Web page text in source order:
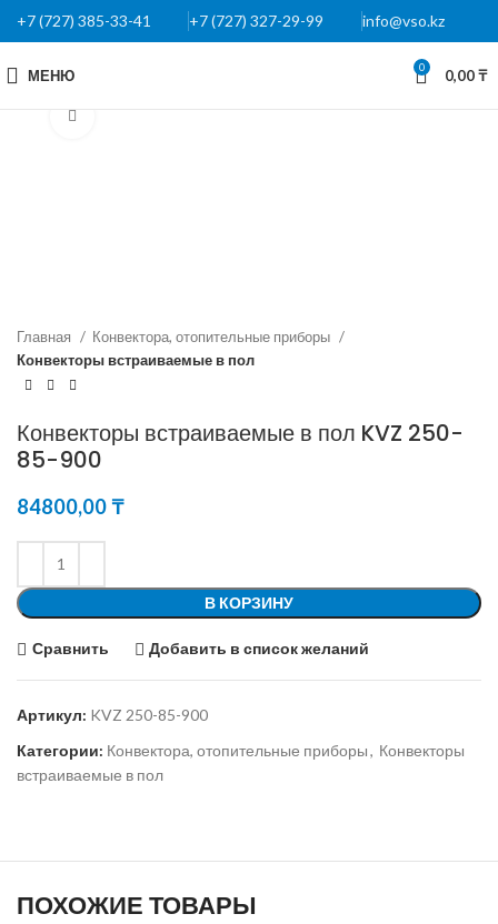
+7 (727) 385-33-41 +7 (727) 327-29-99 info@vso.kz
МЕНЮ 0 0,00₸
Главная
Конвектора, отопительные приборы
Конвекторы встраиваемые в пол
Конвекторы встраиваемые в пол KVZ 250-
85-900
84800,00₸
В КОРЗИНУ
Сравнить Добавить в список желаний
Артикул: KVZ 250-85-900
Категории: Конвектора, отопительные приборы, Конвекторы
встраиваемые в пол
ПОХОЖИЕ ТОВАРЫ